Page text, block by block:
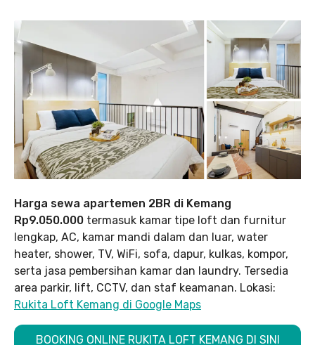
Harga sewa apartemen 2BR di Kemang
Rp9.050.000 termasuk kamar tipe loft dan furnitur
lengkap, AC, kamar mandi dalam dan luar, water
heater, shower, TV, WiFi, sofa, dapur, kulkas, kompor,
serta jasa pembersihan kamar dan laundry. Tersedia
area parkir, lift, CCTV, dan staf keamanan. Lokasi:
Rukita Loft Kemang di Google Maps
BOOKING ONLINE RUKITA LOFT KEMANG DI SINI